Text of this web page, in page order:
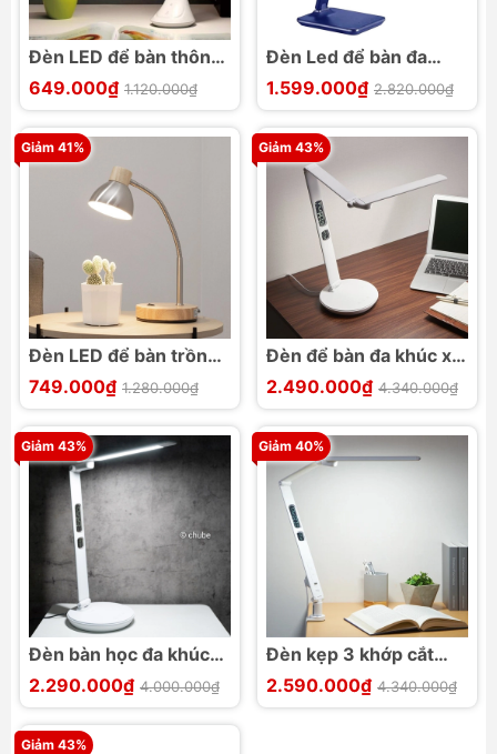
Đèn LED để bàn thông
minh MoToM
GST005W
649.000₫ 1.120.000₫
Đèn Led để bàn đa
năng MotoM GS1701
1.599.000₫ 2.820.000₫
Giảm 41%
Đèn LED để bàn trồng
cây MotoM GS1704
749.000₫ 1.280.000₫
Giảm 43%
Đèn để bàn đa khúc xạ
giảm tia sáng xanh bảo
vệ mắt MotoM
GST008
2.490.000₫ 4.340.000₫
Giảm 43%
Đèn bàn học đa khúc
xạ giảm sáng xanh bảo
vệ mắt MotoM
GST009
2.290.000₫ 4.000.000₫
Giảm 40%
Đèn kẹp 3 khớp cắt
giảm 45% ánh sáng
xanh MotoM
2.590.000₫ 4.340.000₫
Giảm 43%